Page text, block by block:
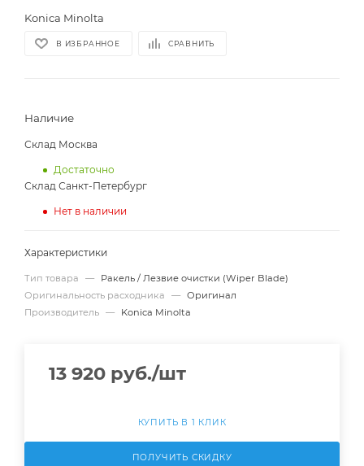
Konica Minolta
В ИЗБРАННОЕ СРАВНИТЬ
Наличие
Склад Москва
Достаточно
Склад Санкт-Петербург
Нет в наличии
Характеристики
Тип товара —
Ракель / Лезвие очистки (Wiper Blade)
Оригинальность расходника
— Оригинал
Производитель — Konica Minolta
13 920 руб./шт
КУПИТЬ В 1 КЛИК
ПОЛУЧИТЬ СКИДКУ